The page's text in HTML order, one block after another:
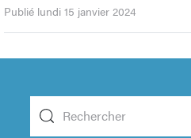
Publié lundi 15 janvier 2024